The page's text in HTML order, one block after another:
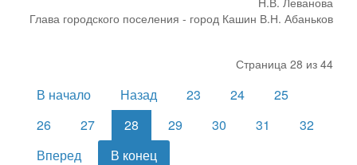
Глава городского поселения - город Кашин В.Н. Абаньков
Страница 28 из 44
В начало Назад 23 24
25
26
27 28 29 30 31
32
Вперед
В конец